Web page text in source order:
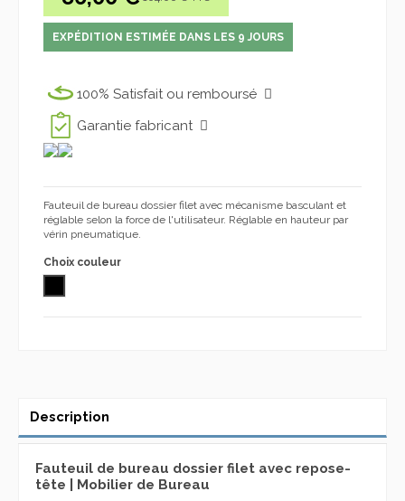
EXPÉDITION ESTIMÉE DANS LES 9 JOURS
100% Satisfait ou remboursé
Garantie fabricant
Fauteuil de bureau dossier filet avec mécanisme basculant et
réglable selon la force de l'utilisateur. Réglable en hauteur par
vérin pneumatique
Choix couleur
Description
Fauteuil de bureau dossier filet avec repose-
tête | Mobilier de Bureau